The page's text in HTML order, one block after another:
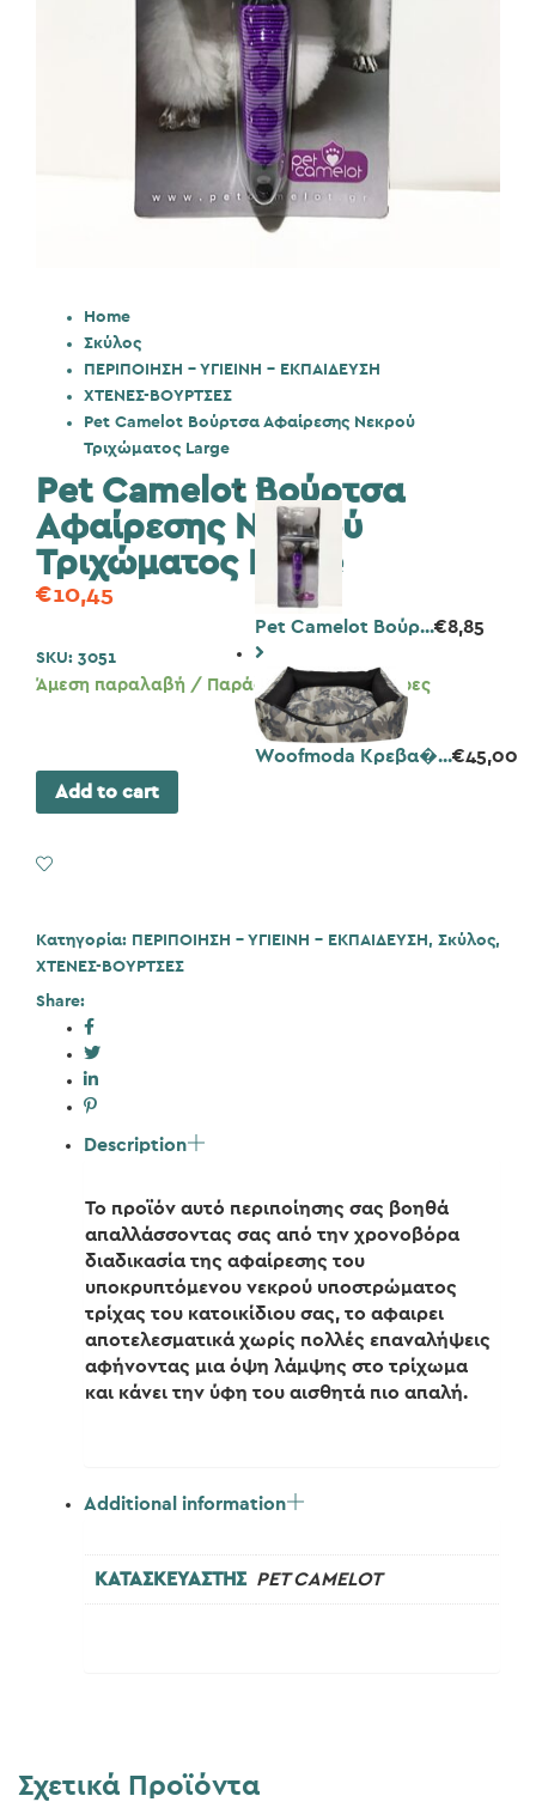
Home
Σκύλος
ΠΕΡΙΠΟΙΗΣΗ - ΥΓΙΕΙΝΗ - ΕΚΠΑΙΔΕΥΣΗ
ΧΤΕΝΕΣ-ΒΟΥΡΤΣΕΣ
Pet Camelot Βούρτσα Αφαίρεσης Νεκρού
Τριχώματος Large
Pet Camelot Βούρ...€8,85
Woofmoda Κρεβα�...€45,00
Pet Camelot Βούρτσα
Αφαίρεσης Νεκρού
Τριχώματος Large
€10,45
SKU: 3051
Άμεση παραλαβή / Παράδοση 1 έως 3 ημέρες
Add to cart
Κατηγορία: ΠΕΡΙΠΟΙΗΣΗ - ΥΓΙΕΙΝΗ - ΕΚΠΑΙΔΕΥΣΗ, Σκύλος,
ΧΤΕΝΕΣ-ΒΟΥΡΤΣΕΣ
Share:
Description
Το προϊόν αυτό περιποίησης σας βοηθά
απαλλάσσοντας σας από την χρονοβόρα
διαδικασία της αφαίρεσης του
υποκρυπτόμενου νεκρού υποστρώματος
τρίχας του κατοικίδιου σας, το αφαιρει
αποτελεσματικά χωρίς πολλές επαναλήψεις
αφήνοντας μια όψη λάμψης στο τρίχωμα
και κάνει την ύφη του αισθητά πιο απαλή.
Additional information
ΚΑΤΑΣΚΕΥΑΣΤΗΣ PET CAMELOT
Σχετικά Προϊόντα